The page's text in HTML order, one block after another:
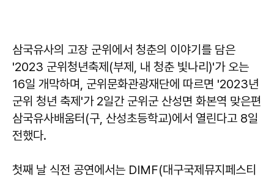
삼국유사의 고장 군위에서 청춘의 이야기를 담은
'2023 군위청년축제(부제, 내 청춘 빛나리)'가 오는
16일 개막하며, 군위문화관광재단에 따르면 '2023년
군위 청년 축제'가 2일간 군위군 산성면 화본역 맞은편
삼국유사배움터(구, 산성초등학교)에서 열린다고 8일
전했다.
첫째 날 식전 공연에서는 DIMF(대구국제뮤지페스티